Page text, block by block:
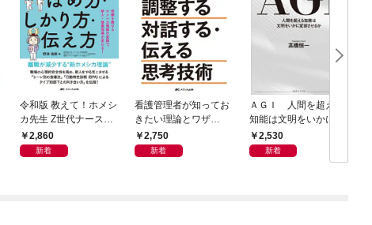
令和版 教えて！ホメシ
カ先生 Z世代ナースの
ほめ方・しかり方・伝
え方
2,860
新着
看護管理者が知ってお
きたい理論とワザ①
調整する 対話する・伝
える 思考技術
2,750
新着
ＡＧＩ 人間を超える
知能は文明をいかに変
容させるか
2,530
新着